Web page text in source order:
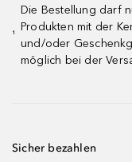
¹
Die Bestellung darf
Produkten mit der
und/oder
möglich bei der
Sicher bezahlen